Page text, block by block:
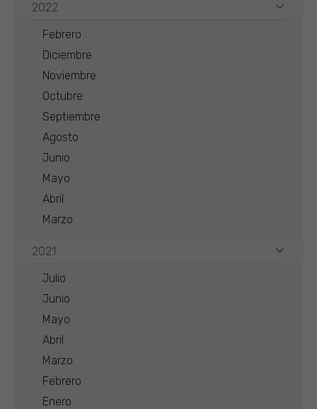
2022
Febrero
Diciembre
Noviembre
Octubre
Septiembre
Agosto
Junio
Mayo
Abril
Marzo
2021
Julio
Junio
Mayo
Abril
Marzo
Febrero
Enero